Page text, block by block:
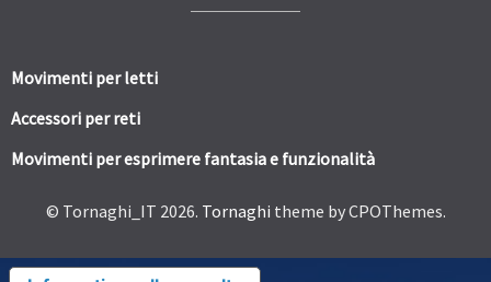
Movimenti per letti
Accessori per reti
Movimenti per esprimere fantasia e funzionalità
© Tornaghi_IT 2026. Tornaghi theme by CPOThemes.